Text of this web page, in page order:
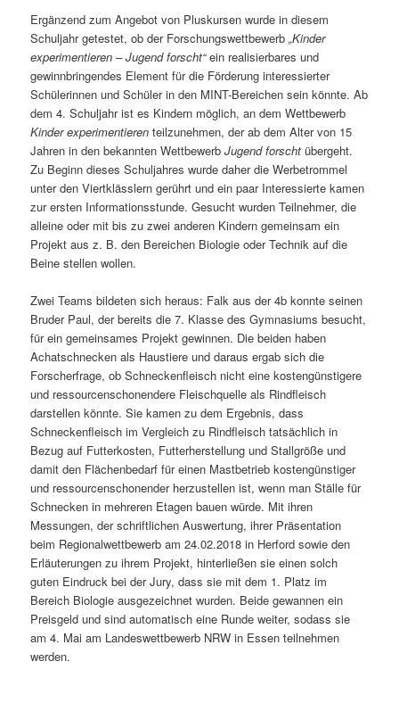
Ergänzend zum Angebot von Pluskursen wurde in diesem
Schuljahr getestet, ob der Forschungswettbewerb„Kinder
experimentieren – Jugend forscht“ein realisierbares und
gewinnbringendes Element für die Förderung interessierter
Schülerinnen und Schüler in den MINT-Bereichen sein könnte. Ab
dem 4. Schuljahr ist es Kindern möglich, an dem Wettbewerb
Kinder experimentieren teilzunehmen, der ab dem Alter von 15
Jahren in den bekannten WettbewerbJugend forscht übergeht.
Zu Beginn dieses Schuljahres wurde daher die Werbetrommel
unter den Viertklässlern gerührt und ein paar Interessierte kamen
zur ersten Informationsstunde. Gesucht wurden Teilnehmer, die
alleine oder mit bis zu zwei anderen Kindern gemeinsam ein
Projekt aus z. B. den Bereichen Biologie oder Technik auf die
Beine stellen wollen.
Zwei Teams bildeten sich heraus: Falk aus der 4b konnte seinen
Bruder Paul, der bereits die 7. Klasse des Gymnasiums besucht,
für ein gemeinsames Projekt gewinnen. Die beiden haben
Achatschnecken als Haustiere und daraus ergab sich die
Forscherfrage, ob Schneckenfleisch nicht eine kostengünstigere
und ressourcenschonendere Fleischquelle als Rindfleisch
darstellen könnte. Sie kamen zu dem Ergebnis, dass
Schneckenfleisch im Vergleich zu Rindfleisch tatsächlich in
Bezug auf Futterkosten, Futterherstellung und Stallgröße und
damit den Flächenbedarf für einen Mastbetrieb kostengünstiger
und ressourcenschonender herzustellen ist, wenn man Ställe für
Schnecken in mehreren Etagen bauen würde. Mit ihren
Messungen, der schriftlichen Auswertung, ihrer Präsentation
beim Regionalwettbewerb am 24.02.2018 in Herford sowie den
Erläuterungen zu ihrem Projekt, hinterließen sie einen solch
guten Eindruck bei der Jury, dass sie mit dem 1. Platz im
Bereich Biologie ausgezeichnet wurden. Beide gewannen ein
Preisgeld und sind automatisch eine Runde weiter, sodass sie
am 4. Mai am Landeswettbewerb NRW in Essen teilnehmen
werden.